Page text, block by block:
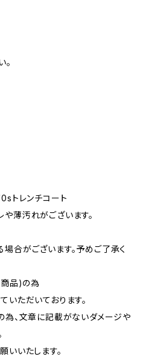
トレンチコート
薄汚れがございます。
合がございます。予めご了承く
商品)の為
いただいております。
為、文章に記載がないダメージや
いいたします。